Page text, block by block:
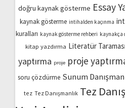
doğru kaynak gösterme Essay
kaynak gösterme intihalden kaçınma
kuralları kaynak gösterme rehberi kaynakça
kitap yazdırma Literatür Taraması
yaptırma proje proje
soru çözdürme Sunum
tez Tez Danışmanlık Tez